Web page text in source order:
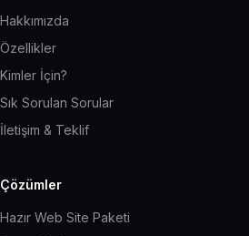
Hakkımızda
Özellikler
Kimler İçin?
Sık Sorulan Sorular
İletişim & Teklif
Çözümler
Hazır Web Site Paketi